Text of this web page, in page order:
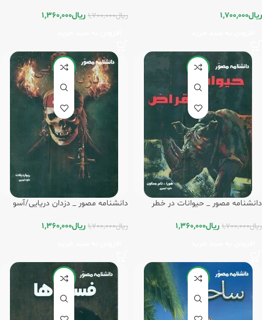
ریال1,700,000 ریال1,700,000 ریال1,360,000
-20%
دانشنامه مصور _ حیوانات در خطر
ریال1,700,000 ریال1,360,000
-20%
دانشنامه مصور _ دزدان دریایی/آسو
ریال1,700,000 ریال1,360,000
-20%
-20%